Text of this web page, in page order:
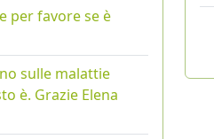
per favore se è
sulle malattie
è. Grazie Elena